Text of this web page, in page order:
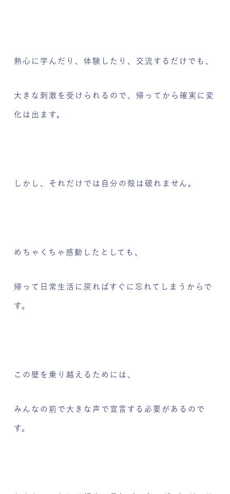
熱心に学んだり、体験したり、交流するだけでも、
大きな刺激を受けられるので、帰ってから確実に変
化は出ます。
しかし、それだけでは自分の殻は破れません。
めちゃくちゃ感動したとしても、
帰って日常生活に戻ればすぐに忘れてしまうからで
す。
この壁を乗り越えるためには、
みんなの前で大きな声で宣言する必要があるので
す。